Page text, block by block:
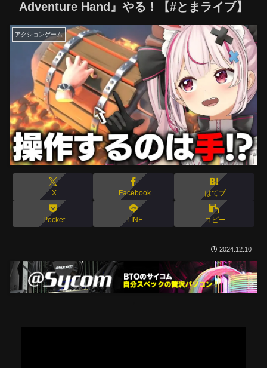
Adventure Hand』やる！【#とまライブ】
アクションゲーム
X Facebook はてブ
Pocket LINE コピー
2024.12.10